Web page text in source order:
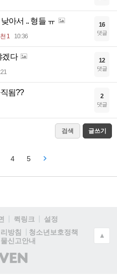
아서 .. 형들 ㅠ
1 10:36
16
댓글
겠다 12
댓글
됨?? 2
댓글
검색 글쓰기
4 5
퀵링크
설정
방침
청소년보호정책
신고안내
(주)
인
▲